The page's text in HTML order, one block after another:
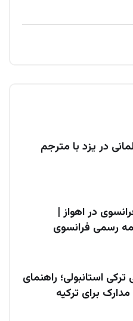
در یزد با مترجم
در اهواز |
رسمی فرانسوی
استانبولی؛ راهنمای
برای ترکیه